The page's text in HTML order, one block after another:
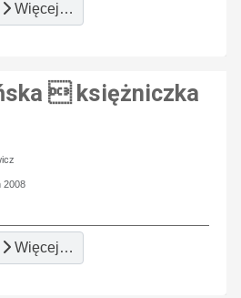
Więcej…
 księżniczka
2008
Więcej…